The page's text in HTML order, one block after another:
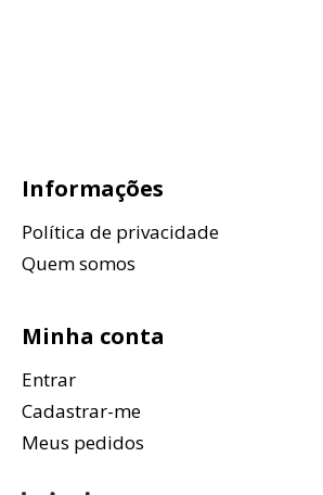
Informações
Política de privacidade
Quem somos
Minha conta
Entrar
Cadastrar-me
Meus pedidos